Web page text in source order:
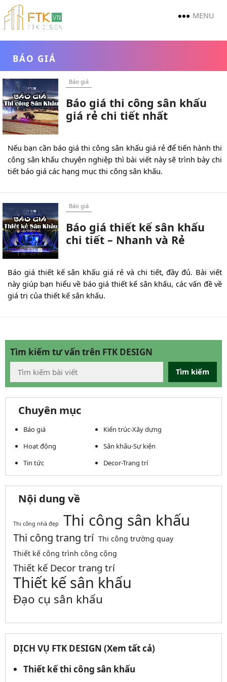
MENU
BÁO GIÁ
Báo giá
Báo giá thi công sân khấu
giá rẻ chi tiết nhất
Nếu bạn cần báo giá thi công sân khấu giá rẻ để tiến hành thi
công sân khấu chuyên nghiệp thì bài viết này sẽ trình bày chi
tiết báo giá các hạng mục thi công sân khấu.
Báo giá
Báo giá thiết kế sân khấu
chi tiết – Nhanh và Rẻ
Báo giá thiết kế sân khấu giá rẻ và chi tiết, đầy đủ. Bài viết
này giúp bạn hiểu về báo giá thiết kế sân khấu, các vấn đề về
giá trị của thiết kế sân khấu.
Tìm kiếm tư vấn trên FTK DESIGN
Tìm kiếm
Chuyên mục
Báo giá
Hoạt động
Tin tức
Kiến trúc-Xây dựng
Sân khấu-Sự kiện
Decor-Trang trí
Nội dung về
Thi công nhà đẹp Thi công sân khấu
Thi công trang trí Thi công trường quay
Thiết kế công trình công cộng
Thiết kế Decor trang trí
Thiết kế sân khấu
Đạo cụ sân khấu
DỊCH VỤ FTK DESIGN (Xem tất cả)
Thiết kế thi công sân khấu